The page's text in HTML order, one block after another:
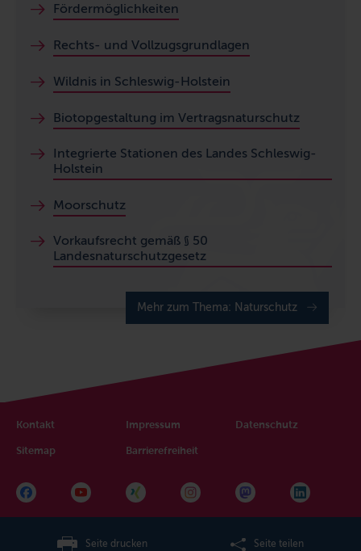
Fördermöglichkeiten
Rechts- und Vollzugsgrundlagen
Wildnis in Schleswig-Holstein
Biotopgestaltung im Vertragsnaturschutz
Integrierte Stationen des Landes Schleswig-
Holstein
Moorschutz
Vorkaufsrecht gemäß § 50
Landesnaturschutzgesetz
Mehr zum Thema: Naturschutz
Kontakt Impressum Datenschutz
Sitemap Barrierefreiheit
Seite drucken Seite teilen